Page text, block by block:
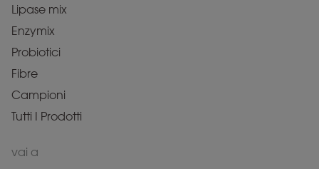
Lipase mix
Enzymix
Probiotici
Fibre
Campioni
Tutti I Prodotti
vai a